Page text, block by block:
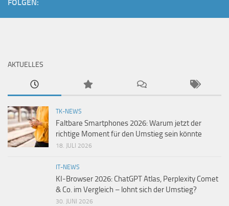
FOLGEN:
AKTUELLES
TK-NEWS
Faltbare Smartphones 2026: Warum jetzt der
richtige Moment für den Umstieg sein könnte
18. JULI 2026
IT-NEWS
KI-Browser 2026: ChatGPT Atlas, Perplexity Comet
& Co. im Vergleich – lohnt sich der Umstieg?
30. JUNI 2026